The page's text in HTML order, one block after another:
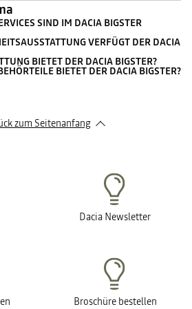
SIND IM DACIA BIGSTER
VERFÜGT DER DACIA
BIETET DER DACIA BIGSTER?
BIETET DER DACIA BIGSTER?
zum Seitenanfang
Dacia Newsletter
Broschüre bestellen